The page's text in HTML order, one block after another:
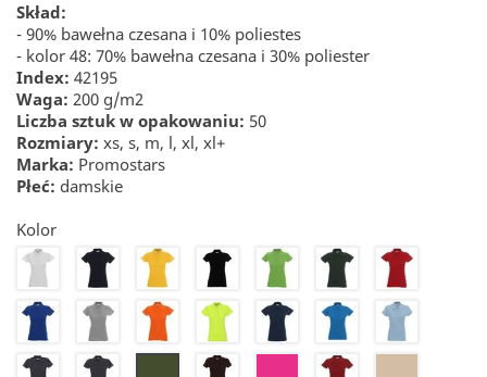
Skład:
- 90% bawełna czesana i 10% poliestes
- kolor 48: 70% bawełna czesana i 30% poliester
Index: 42195
Waga: 200 g/m2
Liczba sztuk w opakowaniu: 50
Rozmiary: xs, s, m, l, xl, xl+
Marka: Promostars
Płeć: damskie
Kolor
20
22 24 26 27 28 30
32 34 36 41 42 44 46
48 50 61 72